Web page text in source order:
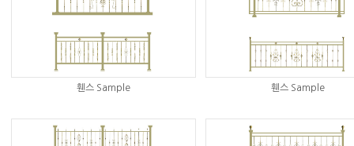
휀스 Sample 휀스 Sample